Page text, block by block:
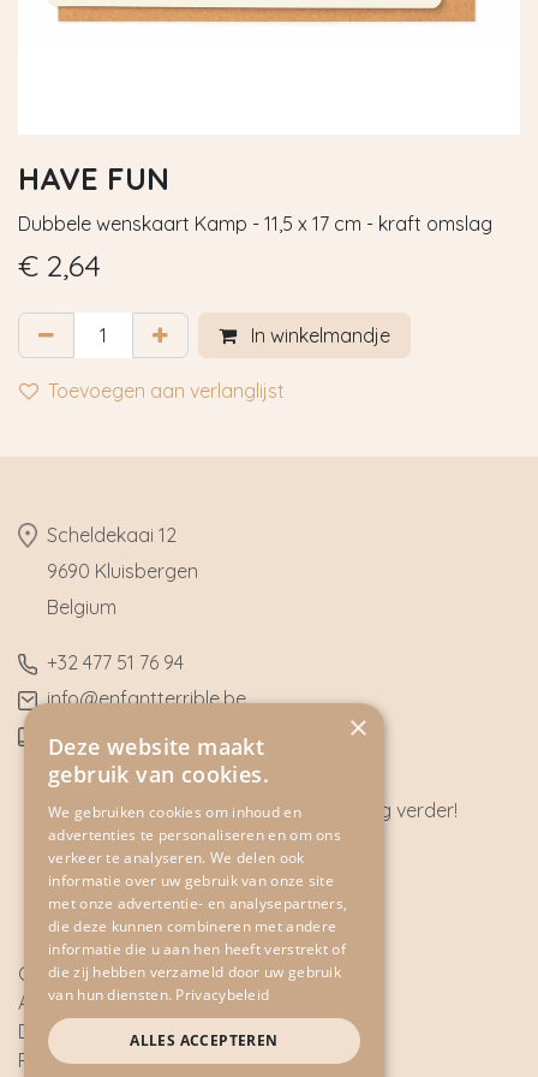
HAVE FUN
Dubbele wenskaart Kamp - 11,5 x 17 cm - kraft omslag
€ 2,64
In winkelmandje
Toevoegen aan verlanglijst
​Scheldekaai 12
9690 Kluisbergen
​Belgium
​+32 477 51 76 94
​info@enfantterrible.be
BE0636790746
Heeft u vragen? Wij helpen u graag verder!
CONTACT
Cookie Policy
Algemene voorwaarden
Disclaimer
Privacy Policy
×
Deze website maakt
gebruik van cookies.
We gebruiken cookies om inhoud en
advertenties te personaliseren en om ons
verkeer te analyseren. We delen ook
informatie over uw gebruik van onze site
met onze advertentie- en analysepartners,
die deze kunnen combineren met andere
informatie die u aan hen heeft verstrekt of
die zij hebben verzameld door uw gebruik
van hun diensten. Privacybeleid
ALLES ACCEPTEREN